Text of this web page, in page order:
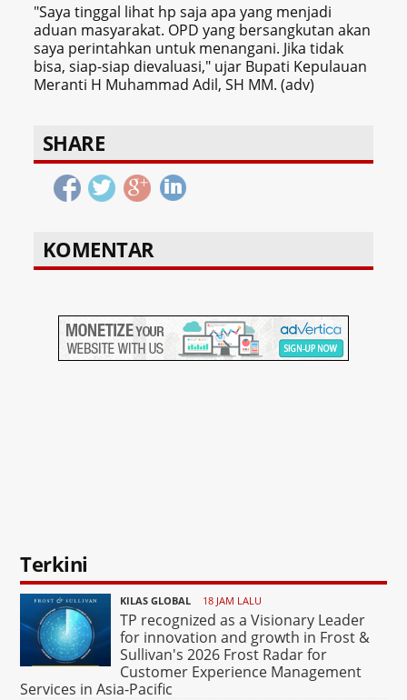
"Saya tinggal lihat hp saja apa yang menjadi
aduan masyarakat. OPD yang bersangkutan akan
saya perintahkan untuk menangani. Jika tidak
bisa, siap-siap dievaluasi," ujar Bupati Kepulauan
Meranti H Muhammad Adil, SH MM. (adv)
SHARE
KOMENTAR
Terkini
KILAS GLOBAL 18 JAM LALU
TP recognized as a Visionary Leader
for innovation and growth in Frost &
Sullivan's 2026 Frost Radar for
Customer Experience Management
Services in Asia-Pacific